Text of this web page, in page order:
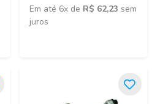
Em até 6x de R$ 62,23 sem
juros